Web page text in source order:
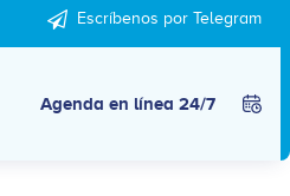
Escríbenos por Telegram
Agenda en línea 24/7